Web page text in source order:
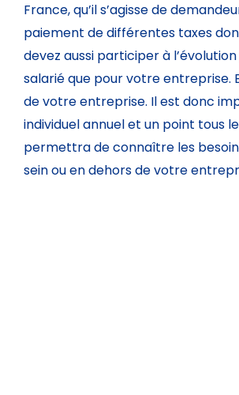
France, qu’il s’agisse de
paiement de différentes taxes
devez aussi participer à
salarié que pour votre
de votre entreprise. Il est donc
individuel annuel et un point tous
permettra de connaître les
sein ou en dehors de votre